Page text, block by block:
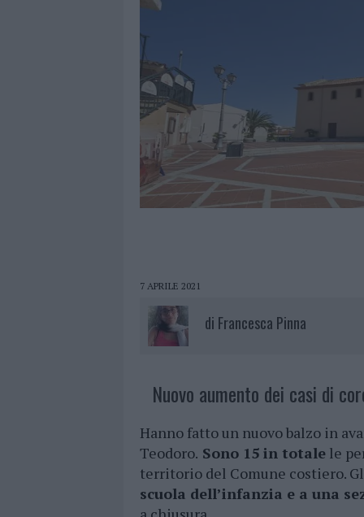
7 APRILE 2021
di Francesca Pinna
Nuovo aumento dei casi di
Hanno fatto un nuovo balzo in
Teodoro. Sono 15 in totale le
territorio del Comune costiero.
scuola dell’infanzia e a una